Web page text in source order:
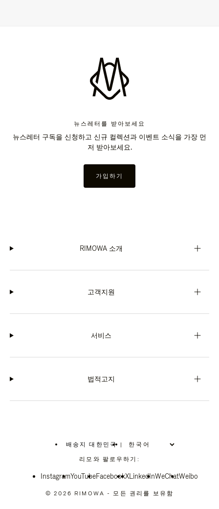
뉴스레터를 받아보세요
뉴스레터 구독을 신청하고 신규 컬렉션과 이벤트 소식을 가장 먼
저 받아보세요.
가입하기
RIMOWA 소개
고객지원
서비스
법적고지
배송지 대한민국
위
치
선
십
|
리모와 팔로우하기:
InstagramYouTubeFacebookXLinkedInWeChatWeibo
© 2026 RIMOWA - 모든 권리를 보유함